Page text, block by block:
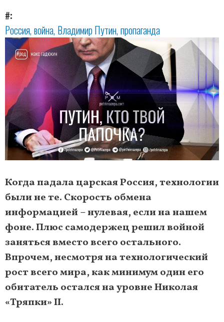
#
Россия война Владимир Путин пропаганда
Когда падала царская Россия, технологии
были не те. Скорость обмена
информацией – нулевая, если на нашем
фоне. Плюс самодержец решил войной
заняться вместо всего остального.
Впрочем, несмотря на технологический
рост всего мира, как минимум один его
обитатель остался на уровне Николая
«Тряпки» II.